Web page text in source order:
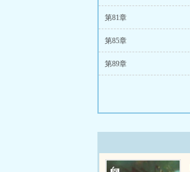
第81章
第85章
第89章